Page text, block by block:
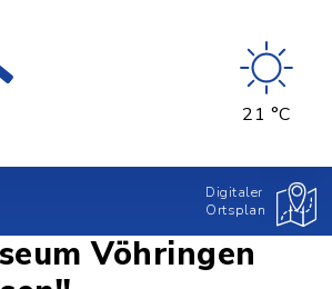
21 °C
Digitaler
Ortsplan
Vöhringen